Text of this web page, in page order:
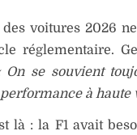
voitures 2026
réglementaire.
On se souvient
à haute
là : la F1 avait